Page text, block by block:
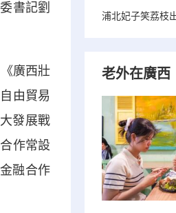
書記劉
廣西壯
由貿易
發展戰
作常設
融合作
浦北妃子笑荔枝
老外在廣西